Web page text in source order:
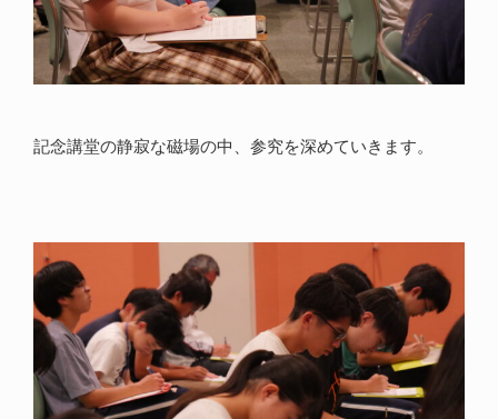
記念講堂の静寂な磁場の中、参究を深めていきます。